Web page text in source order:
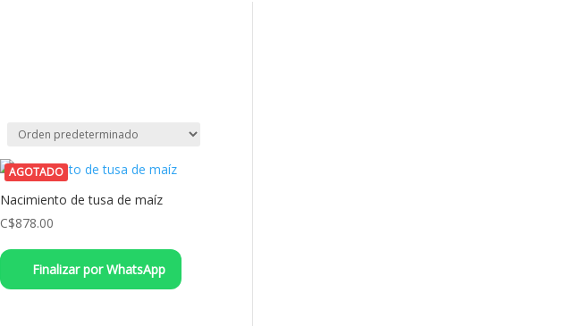
AGOTADO
Nacimiento de tusa de maíz
C$878.00
Finalizar por WhatsApp